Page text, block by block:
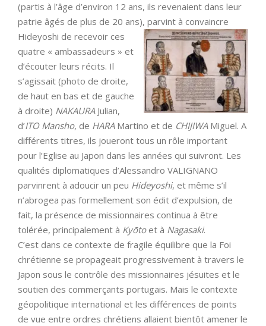
(partis à l’âge d’environ 12 ans, ils revenaient dans leur
patrie âgés de plus de 20 ans), parvint à convaincre
Hideyoshi de recevoir ces
quatre « ambassadeurs » et
d’écouter leurs récits. Il
s’agissait (photo de droite,
de haut en bas et de gauche
à droite) NAKAURAJulian,
d’ITO Mansho, de HARAMartino et de CHIJIWAMiguel. A
différents titres, ils joueront tous un rôle important
pour l’Eglise au Japon dans les années qui suivront. Les
qualités diplomatiques d’Alessandro VALIGNANO
parvinrent à adoucir un peu Hideyoshi, et même s’il
n’abrogea pas formellement son édit d’expulsion, de
fait, la présence de missionnaires continua à être
tolérée, principalement à Kyōtoet à Nagasaki.
C’est dans ce contexte de fragile équilibre que la Foi
chrétienne se propageait progressivement à travers le
Japon sous le contrôle des missionnaires jésuites et le
soutien des commerçants portugais. Mais le contexte
géopolitique international et les différences de points
de vue entre ordres chrétiens allaient bientôt amener le